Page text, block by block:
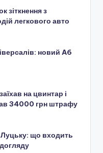
зіткнення з
легкового авто
новий A6
на цвинтар і
34000 грн штрафу
Луцьку: що входить